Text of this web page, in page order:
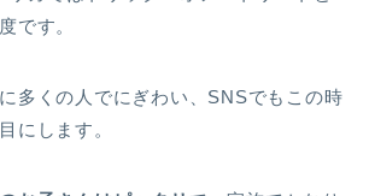
です。
多くの人でにぎわい、SNSでもこの時
にします。